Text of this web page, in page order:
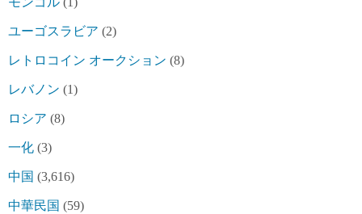
ユーゴスラビア (2)
レトロコイン オークション (8)
レバノン (1)
ロシア (8)
一化 (3)
中国 (3,616)
中華民国 (59)